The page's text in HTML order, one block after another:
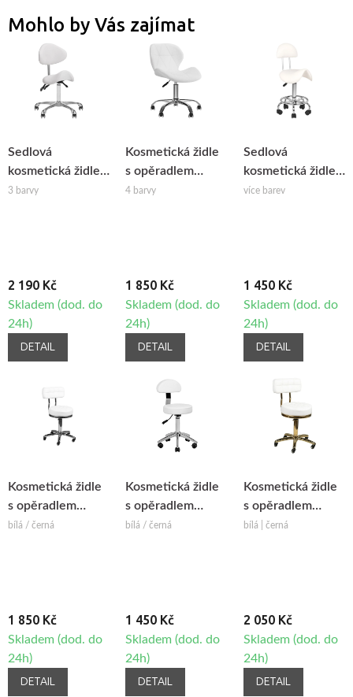
Mohlo by Vás zajímat
Sedlová
kosmetická židle s
opěradlem
3 barvy
2 190 Kč
Skladem (dod. do
24h)
DETAIL
Kosmetická židle
s opěradlem
BeautyOne QS-
4 barvy
1 850 Kč
Skladem (dod. do
24h)
DETAIL
Sedlová
kosmetická židle s
opěradlem
více barev
1 450 Kč
Skladem (dod. do
24h)
DETAIL
Kosmetická židle
s opěradlem
BeautyOne LUX
bílá / černá
1 850 Kč
Skladem (dod. do
24h)
DETAIL
Kosmetická židle
s opěradlem
BeautyOne Venus
bílá / černá
1 450 Kč
Skladem (dod. do
24h)
DETAIL
Kosmetická židle
s opěradlem
BeautyOne AM-
bílá | černá
2 050 Kč
Skladem (dod. do
24h)
DETAIL